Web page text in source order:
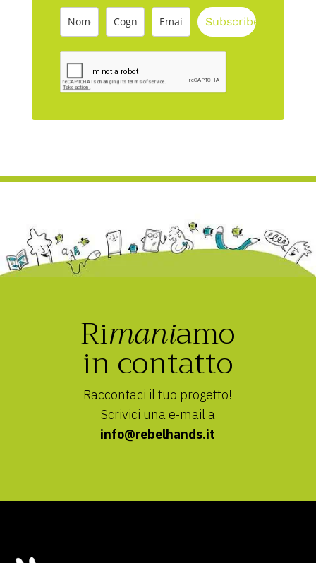
Subscribe
Rimaniamo
in contatto
Raccontaci il tuo progetto!
Scrivici una e-mail a
info@rebelhands.it